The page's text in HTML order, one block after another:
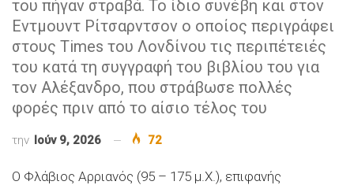
του πήγαν στραβά. Το ίδιο συνέβη και στον
Εντμουντ Ρίτσαρντσον ο οποίος περιγράφει
στους Times του Λονδίνου τις περιπέτειές
του κατά τη συγγραφή του βιβλίου του για
τον Αλέξανδρο, που στράβωσε πολλές
φορές πριν από το αίσιο τέλος του
την Ιούν 9, 2026 72
Ο Φλάβιος Αρριανός (95 – 175 μ.Χ.), επιφανής